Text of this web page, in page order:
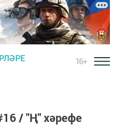
16+
/ "Ң" хәрефе